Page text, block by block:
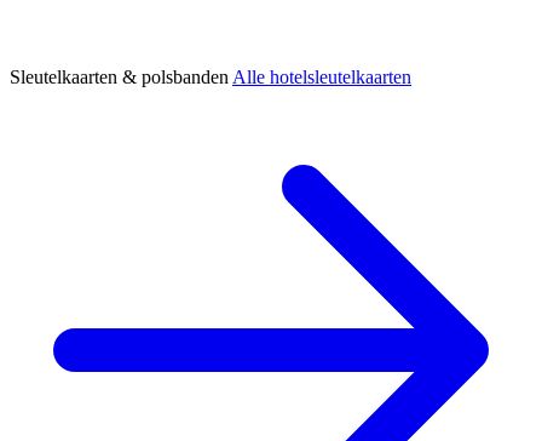
Sleutelkaarten & polsbanden Alle hotelsleutelkaarten